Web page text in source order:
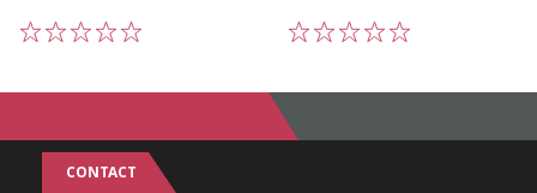
CONTACT